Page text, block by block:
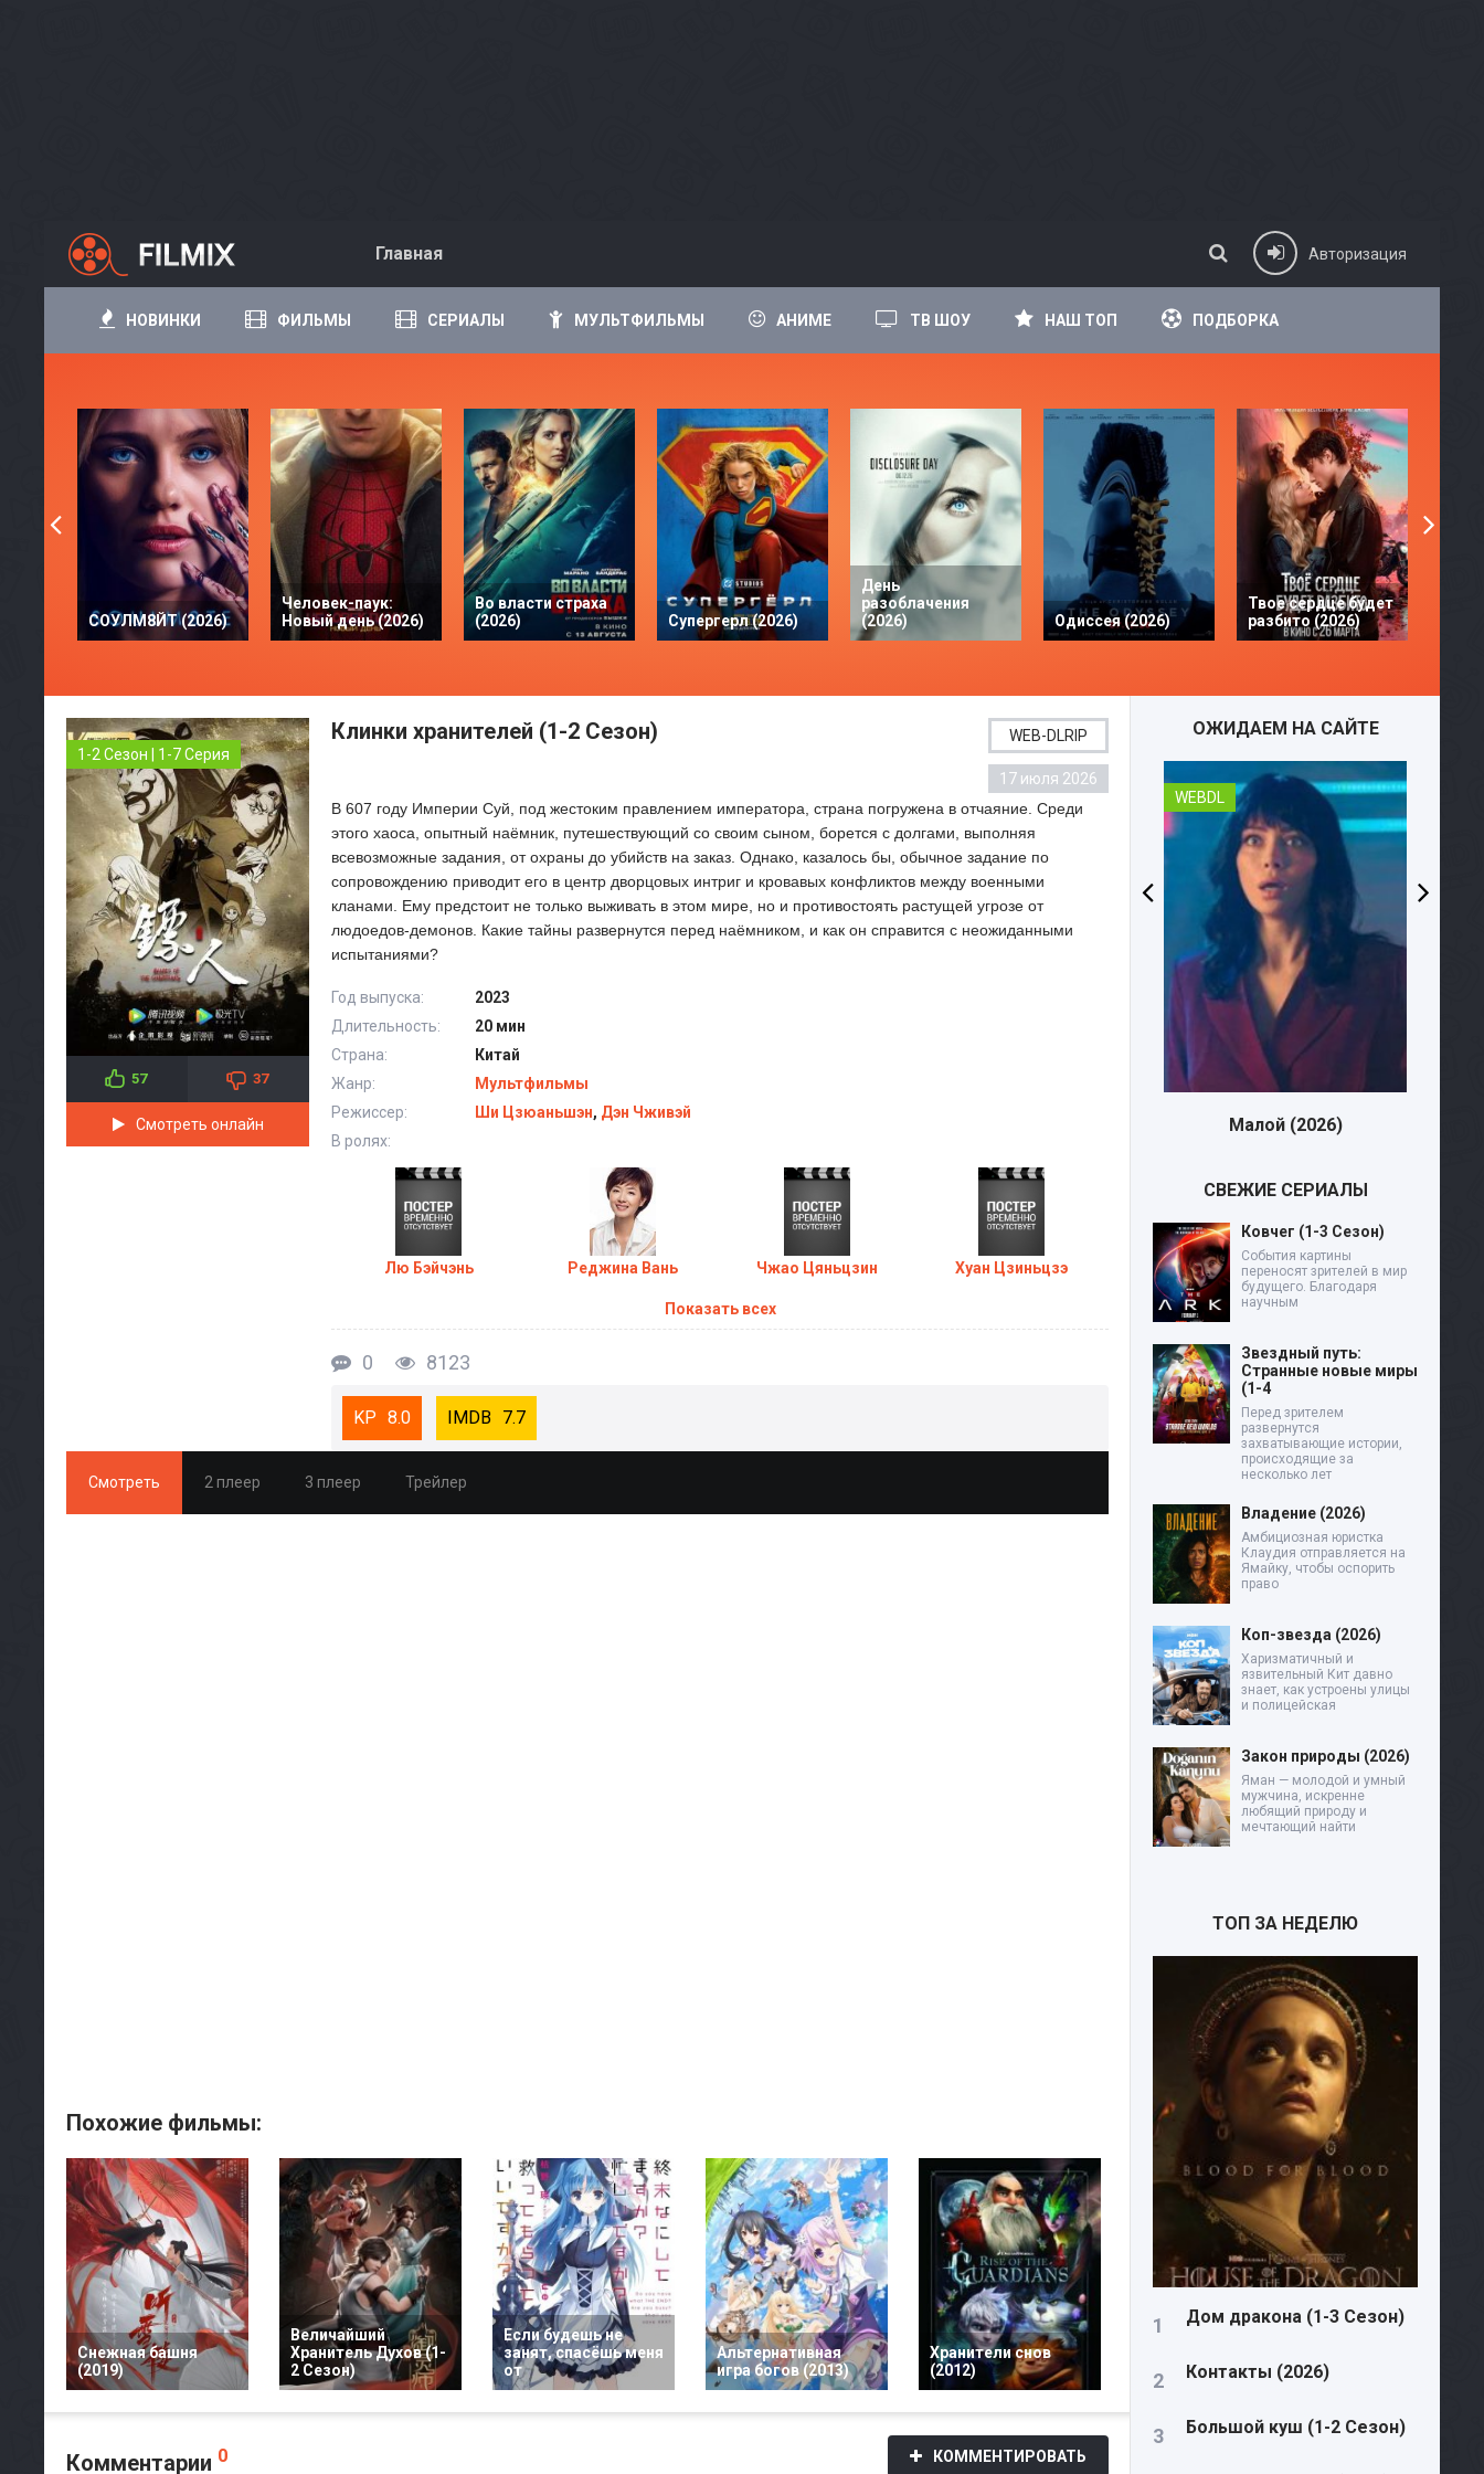
Главная Авторизация
НОВИНКИ ФИЛЬМЫ СЕРИАЛЫ МУЛЬТФИЛЬМЫ АНИМЕ ТВ ШОУ НАШ ТОП ПОДБОРКА
СОУЛМ8ЙТ (2026)
Человек-паук:
Новый день (2026)
Во власти страха
(2026)
Супергерл (2026)
День
разоблачения
(2026)
Одиссея (2026)
Твое сердце будет
разбито (2026)
1-2 Сезон | 1-7 Серия
57 37
Смотреть онлайн
Клинки хранителей (1-2 Сезон) WEB-DLRIP
17 июля 2026
В 607 году Империи Суй, под жестоким правлением императора, страна погружена в отчаяние. Среди
этого хаоса, опытный наёмник, путешествующий со своим сыном, борется с долгами, выполняя
всевозможные задания, от охраны до убийств на заказ. Однако, казалось бы, обычное задание по
сопровождению приводит его в центр дворцовых интриг и кровавых конфликтов между военными
кланами. Ему предстоит не только выживать в этом мире, но и противостоять растущей угрозе от
людоедов-демонов. Какие тайны развернутся перед наёмником, и как он справится с неожиданными
испытаниями?
Год выпуска:
2023
Длительность:
20 мин
Страна:
Китай
Жанр:
Мультфильмы
Режиссер:
Ши Цзюаньшэн, Дэн Чживэй
В ролях:
Лю Бэйчэнь Реджина Вань Чжао Цяньцзин Хуан Цзиньцзэ
Показать всех
0 8123
8.0 7.7
Смотреть 2 плеер 3 плеер Трейлер
Похожие фильмы:
Снежная башня
(2019)
Величайший
Хранитель Духов (1-
2 Сезон)
Если будешь не
занят, спасёшь меня
от
Альтернативная
игра богов (2013)
Хранители снов
(2012)
Комментарии 0 КОММЕНТИРОВАТЬ
ОЖИДАЕМ НА САЙТЕ
WEBDL
Малой (2026)
СВЕЖИЕ СЕРИАЛЫ
Ковчег (1-3 Сезон)
События картины
переносят зрителей в мир
будущего. Благодаря
научным
Звездный путь:
Странные новые миры
(1-4
Перед зрителем
развернутся
захватывающие истории,
происходящие за
несколько лет
Владение (2026)
Амбициозная юристка
Клаудия отправляется на
Ямайку, чтобы оспорить
право
Коп-звезда (2026)
Харизматичный и
язвительный Кит давно
знает, как устроены улицы
и полицейская
Закон природы (2026)
Яман — молодой и умный
мужчина, искренне
любящий природу и
мечтающий найти
ТОП ЗА НЕДЕЛЮ
Дом дракона (1-3 Сезон)
Контакты (2026)
Большой куш (1-2 Сезон)